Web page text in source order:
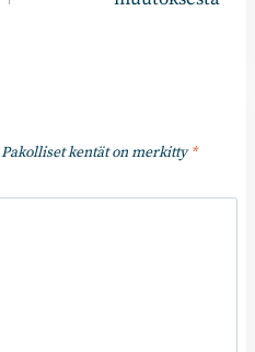
Pakolliset kentät on merkitty*